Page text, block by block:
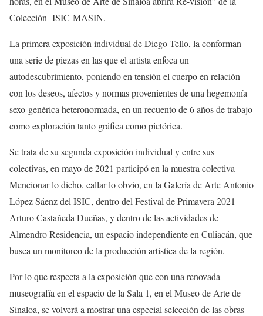
Colección ISIC-MASIN.
La primera exposición individual de Diego Tello, la conforman
una serie de piezas en las que el artista enfoca un
autodescubrimiento, poniendo en tensión el cuerpo en relación
con los deseos, afectos y normas provenientes de una hegemonía
sexo-genérica heteronormada, en un recuento de 6 años de trabajo
como exploración tanto gráfica como pictórica.
Se trata de su segunda exposición individual y entre sus
colectivas, en mayo de 2021 participó en la muestra colectiva
Mencionar lo dicho, callar lo obvio, en la Galería de Arte Antonio
López Sáenz del ISIC, dentro del Festival de Primavera 2021
Arturo Castañeda Dueñas, y dentro de las actividades de
Almendro Residencia, un espacio independiente en Culiacán, que
busca un monitoreo de la producción artística de la región.
Por lo que respecta a la exposición quecon una renovada
museografía en el espacio de la Sala 1, en el Museo de Arte de
Sinaloa, se volverá a mostrar una especial selección de las obras